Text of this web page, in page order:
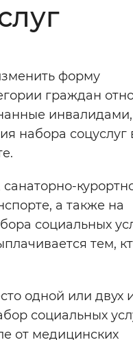
Повторить
форму
граждан
инвалидами,
набора соцуслуг
а также на
социальных
тем,
одной или двух
социальных
от медицинских